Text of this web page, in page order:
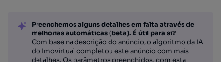
Preenchemos alguns detalhes em falta através de
melhorias automáticas (beta). É útil para si?
Com base na descrição do anúncio, o algoritmo da IA
do Imovirtual completou este anúncio com mais
detalhes. Os parâmetros preenchidos, com esta